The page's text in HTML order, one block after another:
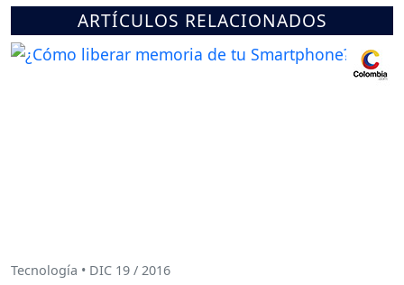
ARTÍCULOS RELACIONADOS
Tecnología • DIC 19 / 2016